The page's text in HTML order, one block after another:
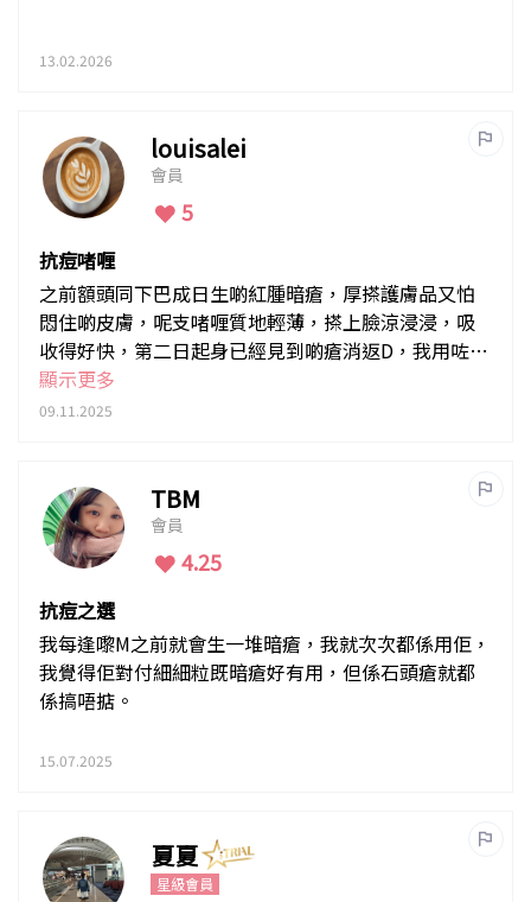
13.02.2026
louisalei
會員
5
抗痘啫喱
之前額頭同下巴成日生啲紅腫暗瘡，厚搽護膚品又怕
悶住啲皮膚，呢支啫喱質地輕薄，搽上臉涼浸浸，吸
收得好快，第二日起身已經見到啲瘡消返D，我用咗兩
星期左右，暗瘡真係少出咗，連舊既痘印都淡得快
咗。不過要提提大家，乾性皮膚可能要用少少保濕打
顯示更多
09.11.2025
TBM
會員
4.25
抗痘之選
我每逢嚟M之前就會生一堆暗瘡，我就次次都係用佢，
我覺得佢對付細細粒既暗瘡好有用，但係石頭瘡就都
係搞唔掂。
15.07.2025
夏夏
星級會員